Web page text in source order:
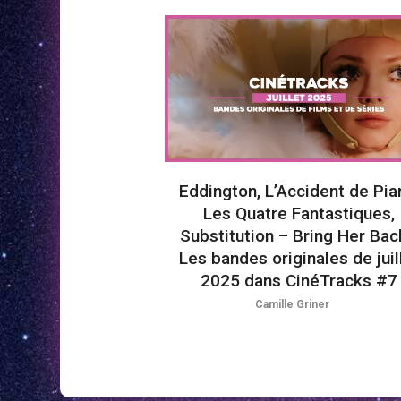
Eddington, L’Accident de
Les Quatre Fantastiques,
Substitution – Bring Her
Les bandes originales de
2025 dans CinéTracks #7
Camille Griner